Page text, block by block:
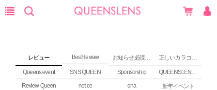
レビュー BestReview お知らせ必読 (NEWS) 正しいカラコンの使い方
Queens event SNS QUEEN Sponsorship
QUEENSLENS Affiliate Program
Review Queen
notice qna 新年イベント